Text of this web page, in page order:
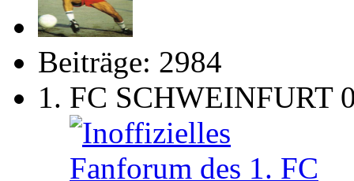
Beiträge: 2984
1. FC SCHWEINFURT